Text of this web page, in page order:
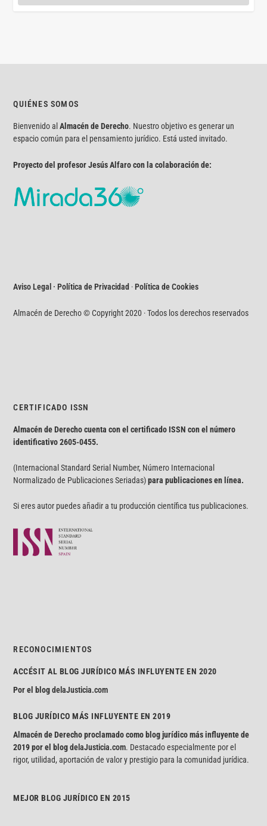
QUIÉNES SOMOS
Bienvenido alAlmacén de Derecho. Nuestro objetivo es generar un
espacio común para el pensamiento jurídico. Está usted invitado.
Proyecto del profesor Jesús Alfaro con la colaboración de:
Aviso Legal · Política de Privacidad ·Política de Cookies
Almacén de Derecho © Copyright 2020 · Todos los derechos reservados
CERTIFICADO ISSN
Almacén de Derecho cuenta con el certificado ISSN con el número
identificativo2605-0455.
(Internacional Standard Serial Number, Número Internacional
Normalizado de Publicaciones Seriadas)para publicaciones en línea.
Si eres autor puedes añadir a tu producción científica tus publicaciones.
RECONOCIMIENTOS
ACCÉSIT AL BLOG JURÍDICO MÁS INFLUYENTE EN 2020
Por el blogdelaJusticia.com
BLOG JURÍDICO MÁS INFLUYENTE EN 2019
Almacén de Derecho proclamado como blog jurídico más influyente de
2019 por el blogdelaJusticia.com. Destacado especialmente por el
rigor, utilidad, aportación de valor y prestigio para la comunidad jurídica.
MEJOR BLOG JURÍDICO EN 2015